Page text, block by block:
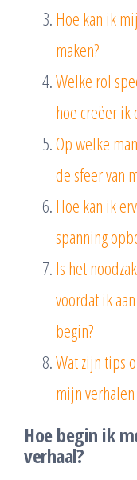
Hoe kan ik
maken?
Welke rol
hoe creëer ik
Op welke
de sfeer van
Hoe kan ik
spanning
Is het
voordat ik
begin?
Wat zijn tips
mijn
Hoe begin ik
verhaal?